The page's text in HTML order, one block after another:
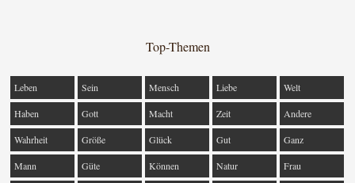
Top-Themen
Leben Sein Mensch Liebe Welt
Haben Gott Macht Zeit Andere
Wahrheit Größe Glück Gut Ganz
Mann Güte Können Natur Frau